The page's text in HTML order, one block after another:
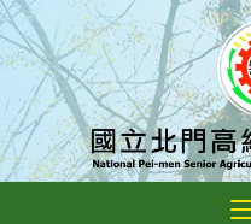
跳
轉
主
要
內